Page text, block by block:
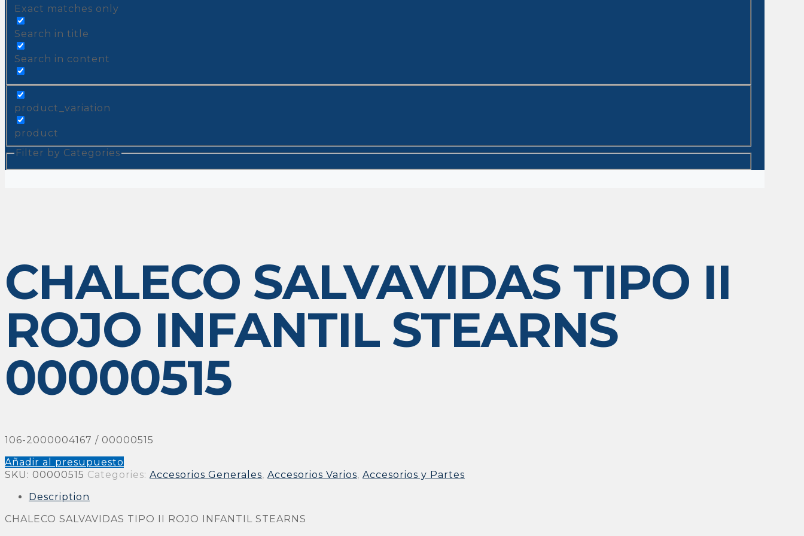
Exact matches only
Search in title
Search in content
product_variation
product
Filter by Categories
CHALECO SALVAVIDAS TIPO II
ROJO INFANTIL STEARNS
00000515
106-2000004167 / 00000515
Añadir al presupuesto
SKU: 00000515 Categories: Accesorios Generales, Accesorios Varios, Accesorios y Partes
Description
CHALECO SALVAVIDAS TIPO II ROJO INFANTIL STEARNS